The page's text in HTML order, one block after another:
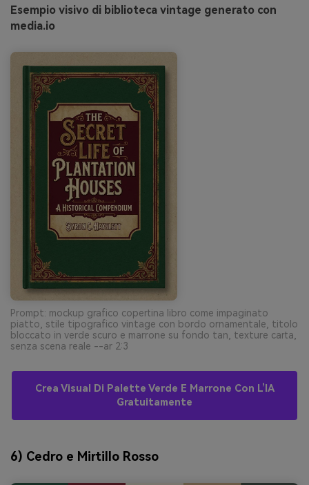
Esempio visivo di biblioteca vintage generato con
media.io
Prompt: mockup grafico copertina libro come impaginato
piatto, stile tipografico vintage con bordo ornamentale, titolo
bloccato in verde scuro e marrone su fondo tan, texture carta,
senza scena reale --ar 2:3
Crea Visual Di Palette Verde E Marrone Con L’IA
Gratuitamente
6) Cedro e Mirtillo Rosso